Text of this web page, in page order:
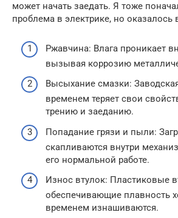
может начать заедать. Я тоже
проблема в электрике, но оказалось
Ржавчина: Влага проникает
вызывая коррозию
Высыхание смазки:
временем теряет свои
трению и заеданию.
Попадание грязи и пыли:
скапливаются внутри
его нормальной работе.
Износ втулок: Пластиковые
обеспечивающие плавность
временем изнашиваются.